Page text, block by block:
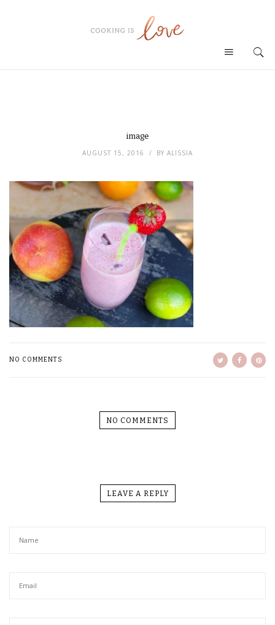
image
AUGUST 15, 2016 BY ALISSIA
NO COMMENTS
NO COMMENTS
LEAVE A REPLY